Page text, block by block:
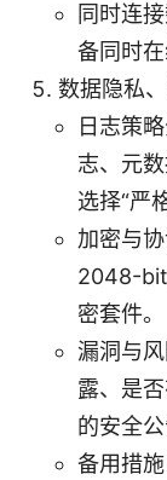
同时连
备同时
数据隐私
日志策
志、元
选择“严
加密与
2048-bit
密套件。
漏洞与
露、是
的安全公
备用措